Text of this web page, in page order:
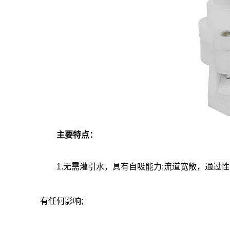
主要特点：
1.无需灌引水，具有自吸能力;流道宽敞，通过性
有任何影响;